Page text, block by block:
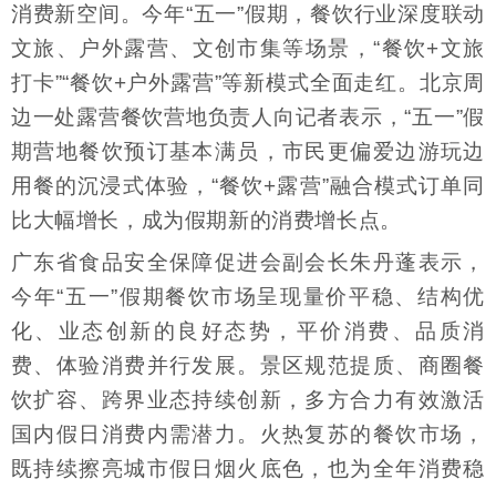
消费新空间。今年“五一”假期，餐饮行业深度联动
文旅、户外露营、文创市集等场景，“餐饮+文旅
打卡”“餐饮+户外露营”等新模式全面走红。北京周
边一处露营餐饮营地负责人向记者表示，“五一”假
期营地餐饮预订基本满员，市民更偏爱边游玩边
用餐的沉浸式体验，“餐饮+露营”融合模式订单同
比大幅增长，成为假期新的消费增长点。
广东省食品安全保障促进会副会长朱丹蓬表示，
今年“五一”假期餐饮市场呈现量价平稳、结构优
化、业态创新的良好态势，平价消费、品质消
费、体验消费并行发展。景区规范提质、商圈餐
饮扩容、跨界业态持续创新，多方合力有效激活
国内假日消费内需潜力。火热复苏的餐饮市场，
既持续擦亮城市假日烟火底色，也为全年消费稳